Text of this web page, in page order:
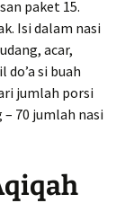
paket 15.
Isi dalam nasi
acar,
si buah
jumlah porsi
70 jumlah nasi